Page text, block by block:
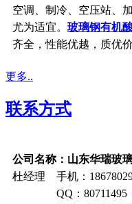
空调、制冷、空压站、
尤为适宜。 玻璃钢有机
齐全，性能优越，质优
更多..
联系方式
公司名称：山东华瑞玻
杜经理 手机：
QQ：80711495